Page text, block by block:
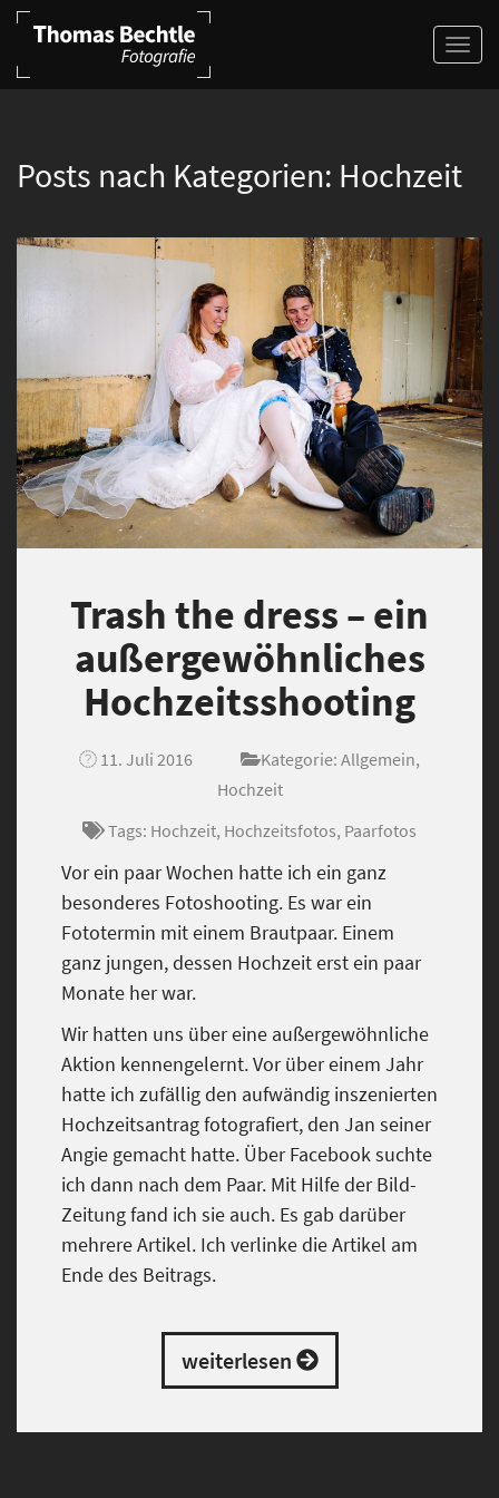
Posts nach Kategorien: Hochzeit
Trash the dress – ein
außergewöhnliches
Hochzeitsshooting
11. Juli 2016 Kategorie: Allgemein,
Hochzeit
Tags: Hochzeit, Hochzeitsfotos, Paarfotos
Vor ein paar Wochen hatte ich ein ganz
besonderes Fotoshooting. Es war ein
Fototermin mit einem Brautpaar. Einem
ganz jungen, dessen Hochzeit erst ein paar
Monate her war.
Wir hatten uns über eine außergewöhnliche
Aktion kennengelernt. Vor über einem Jahr
hatte ich zufällig den aufwändig inszenierten
Hochzeitsantrag fotografiert, den Jan seiner
Angie gemacht hatte. Über Facebook suchte
ich dann nach dem Paar. Mit Hilfe der Bild-
Zeitung fand ich sie auch. Es gab darüber
mehrere Artikel. Ich verlinke die Artikel am
Ende des Beitrags.
weiterlesen